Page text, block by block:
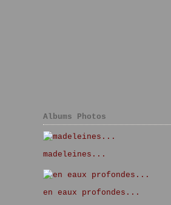
Albums Photos
madeleines...
en eaux profondes...